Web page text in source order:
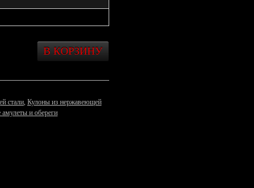
стали, Кулоны из нержавеющей
амулеты и обереги